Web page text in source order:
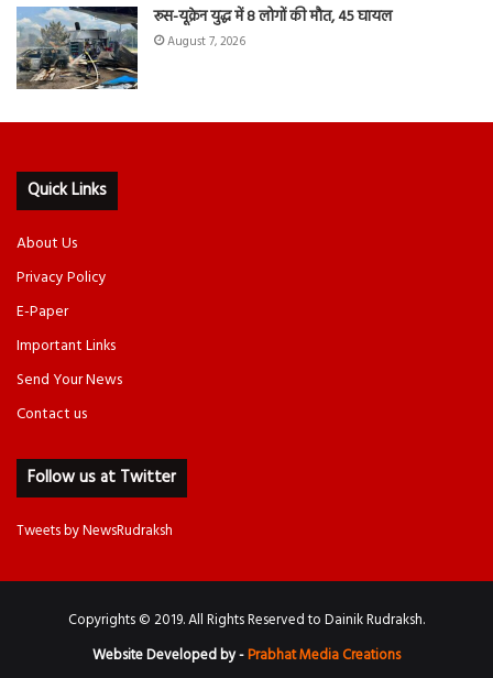
रूस-यूक्रेन युद्ध में 8 लोगों की मौत, 45 घायल
August 7, 2026
Quick Links
About Us
Privacy Policy
E-Paper
Important Links
Send Your News
Contact us
Follow us at Twitter
Tweets by NewsRudraksh
Copyrights © 2019. All Rights Reserved to Dainik Rudraksh.
Website Developed by -Prabhat Media Creations